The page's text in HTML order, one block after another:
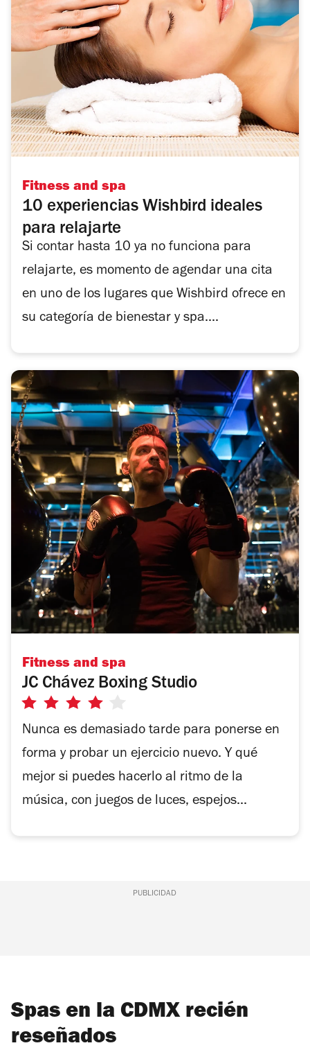
Fitness and spa
10 experiencias Wishbird ideales
para relajarte
Si contar hasta 10 ya no funciona para
relajarte, es momento de agendar una cita
en uno de los lugares que Wishbird ofrece en
su categoría de bienestar y spa....
Fitness and spa
JC Chávez Boxing Studio
4
de
estrellas
Nunca es demasiado tarde para ponerse en
forma y probar un ejercicio nuevo. Y qué
mejor si puedes hacerlo al ritmo de la
música, con juegos de luces, espejos...
PUBLICIDAD
Spas en la CDMX recién
reseñados